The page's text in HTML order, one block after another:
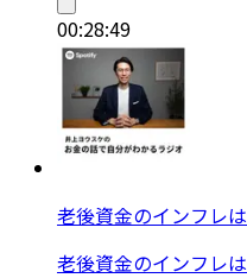
00:28:49
老後資金のインフレ
老後資金のインフレ